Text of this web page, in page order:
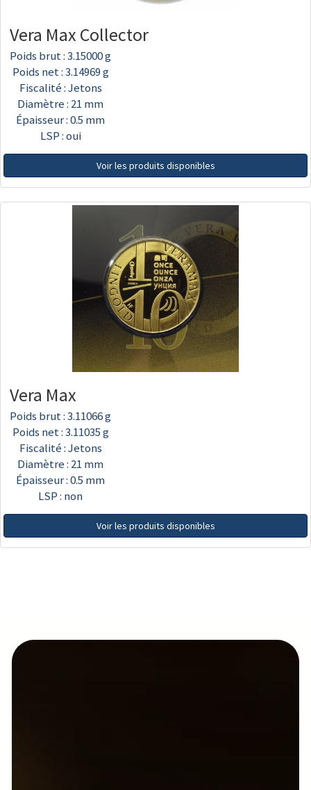
Vera Max Collector
Poids brut : 3.15000 g
Poids net : 3.14969 g
Fiscalité : Jetons
Diamètre : 21 mm
Épaisseur : 0.5 mm
LSP : oui
Voir les produits disponibles
Vera Max
Poids brut : 3.11066 g
Poids net : 3.11035 g
Fiscalité : Jetons
Diamètre : 21 mm
Épaisseur : 0.5 mm
LSP : non
Voir les produits disponibles